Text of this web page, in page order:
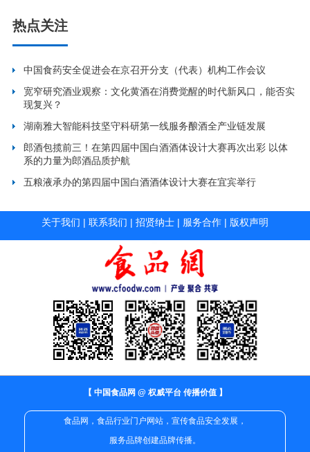
热点关注
中国食药安全促进会在京召开分支（代表）机构工作会议
宽窄研究酒业观察：文化黄酒在消费觉醒的时代新风口，能否实
现复兴？
湖南雅大智能科技坚守科研第一线服务酿酒全产业链发展
郎酒包揽前三！在第四届中国白酒酒体设计大赛再次出彩 以体
系的力量为郎酒品质护航
五粮液承办的第四届中国白酒酒体设计大赛在宜宾举行
关于我们 | 联系我们 | 招贤纳士 | 服务合作 | 版权声明
【 中国食品网 @ 权威平台 传播价值 】
食品网，食品行业门户网站，宣传食品安全发展，
服务品牌创建品牌传播。